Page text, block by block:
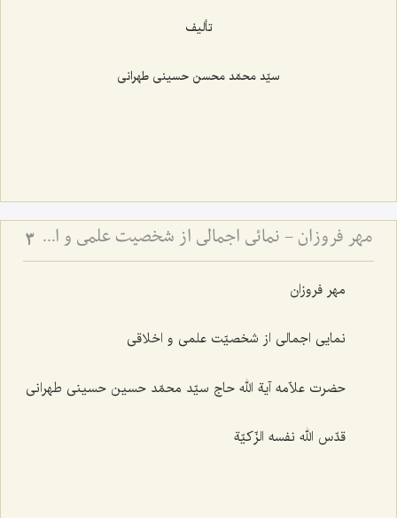
تألیف
سیّد محمّد محسن حسینی طهرانی
مهر فروزان - نمائی اجمالی از شخصیت علمی و اخلاقی حضرت علامه آیة الله حاج سید محمد حسین حسینی طهرانی 3
مهر فروزان
نمایی اجمالی از شخصیّت علمی و اخلاقی
حضرت علاّمه آیة الله حاج سیّد محمّد حسین حسینی طهرانی
قدّس الله نفسه الزّکیّة